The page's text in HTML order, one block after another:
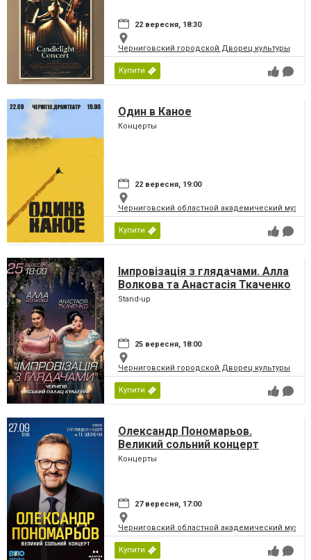
22 вересня, 18:30
Черниговский городской Дворец культуры
Купити
Один в Каное
Концерты
22 вересня, 19:00
Черниговский областной академический
Купити
Імпровізація з глядачами. Алла
Волкова та Анастасія Ткаченко
Stand-up
25 вересня, 18:00
Черниговский городской Дворец культуры
Купити
Олександр Пономарьов.
Великий сольний концерт
Концерты
27 вересня, 17:00
Черниговский областной академический
Купити